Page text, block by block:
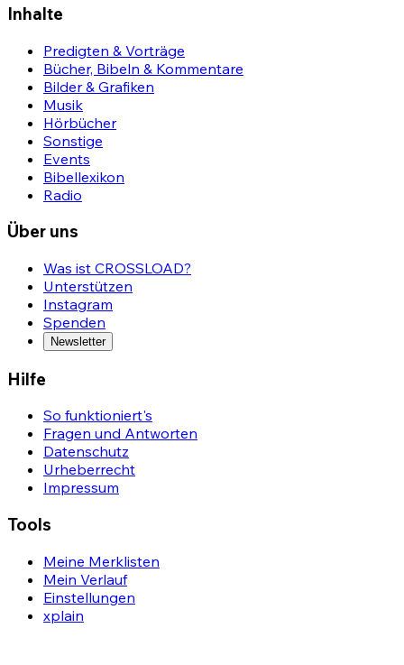
Inhalte
Predigten & Vorträge
Bücher, Bibeln & Kommentare
Bilder & Grafiken
Musik
Hörbücher
Sonstige
Events
Bibellexikon
Radio
Über uns
Was ist CROSSLOAD?
Unterstützen
Instagram
Spenden
Newsletter
Hilfe
So funktioniert's
Fragen und Antworten
Datenschutz
Urheberrecht
Impressum
Tools
Meine Merklisten
Mein Verlauf
Einstellungen
xplain